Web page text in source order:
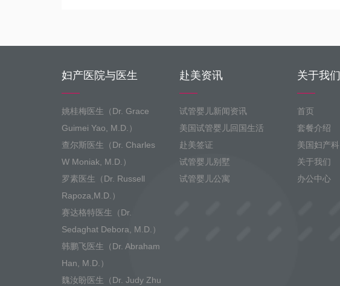
妇产医院与医生
姚桂梅医生（Dr. Grace
Guimei Yao, M.D.）
查尔斯医生（Dr. Charles
W Moniak, M.D.）
罗素医生（Dr. Russell
Rapoza,M.D.）
赛达格特医生（Dr.
Sedaghat Debora, M.D.）
韩鹏飞医生（Dr. Abraham
Han, M.D.）
魏汝盼医生（Dr. Judy Zhu
赴美资讯
试管婴儿新闻资讯
美国试管婴儿回国生活
赴美签证
试管婴儿别墅
试管婴儿公寓
关于我们
首页
套餐介绍
美国妇产科
关于我们
办公中心